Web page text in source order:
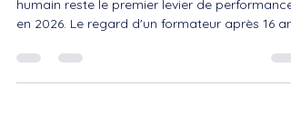
Soft skills, DISC, méthode : pourquoi le facteur
en 2026. Le regard d'un formateur après 16 ans